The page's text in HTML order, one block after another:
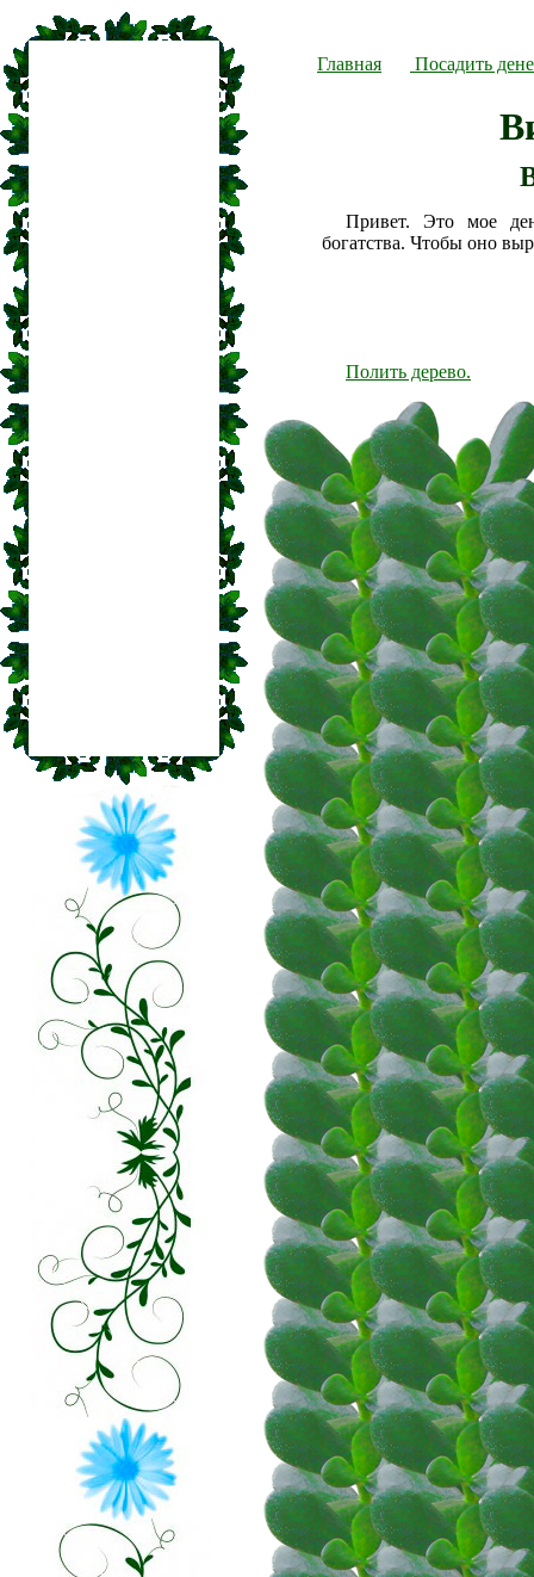
Главная Посадить
Привет. Это мое
богатства. Чтобы оно
Полить дерево.